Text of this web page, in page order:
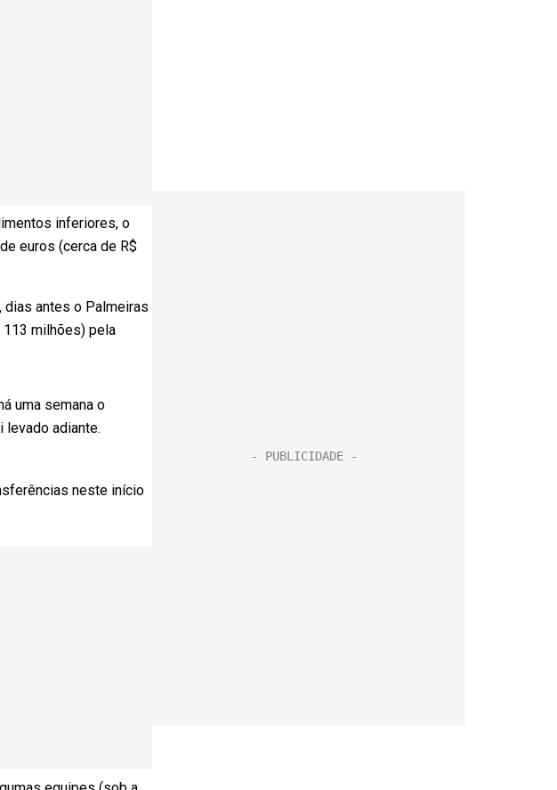
inferiores, o
euros (cerca de R$
dias antes o Palmeiras
113 milhões) pela
uma semana o
levado adiante.
neste início